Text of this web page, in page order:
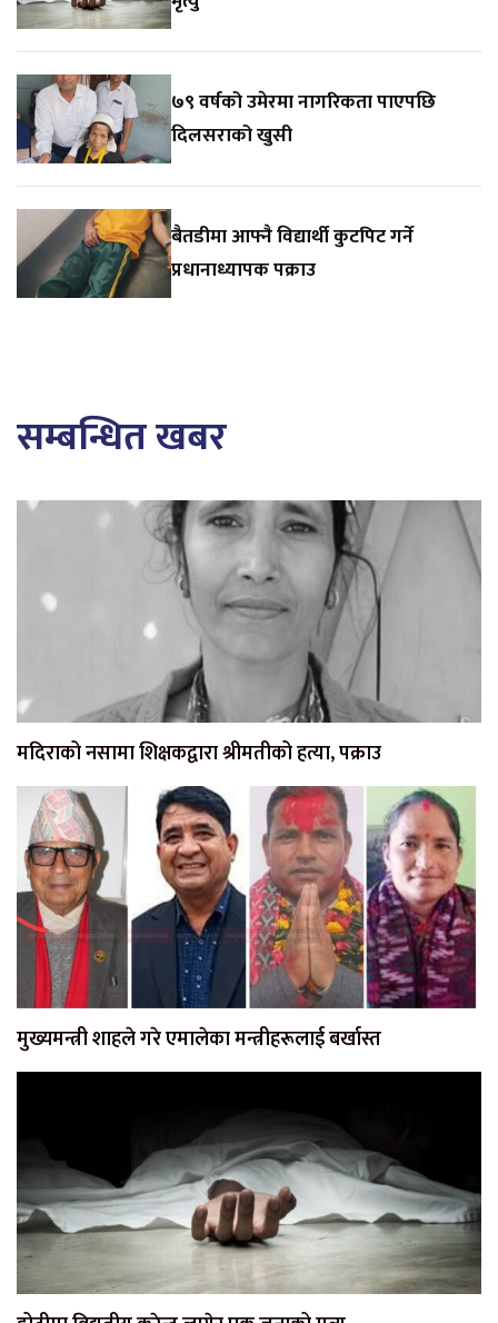
७९ वर्षको उमेरमा नागरिकता पाएपछि
दिलसराको खुसी
बैतडीमा आफ्नै विद्यार्थी कुटपिट गर्ने
प्रधानाध्यापक पक्राउ
सम्बन्धित खबर
मदिराको नसामा शिक्षकद्वारा श्रीमतीको हत्या, पक्राउ
मुख्यमन्त्री शाहले गरे एमालेका मन्त्रीहरूलाई बर्खास्त